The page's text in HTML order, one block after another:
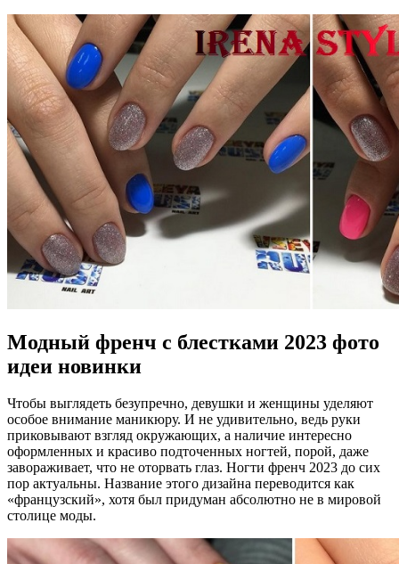
Модный френч с блестками 2023 фото
идеи новинки
Чтобы выглядеть безупречно, девушки и женщины уделяют
особое внимание маникюру. И не удивительно, ведь руки
приковывают взгляд окружающих, а наличие интересно
оформленных и красиво подточенных ногтей, порой, даже
завораживает, что не оторвать глаз. Ногти френч 2023 до сих
пор актуальны. Название этого дизайна переводится как
«французский», хотя был придуман абсолютно не в мировой
столице моды.